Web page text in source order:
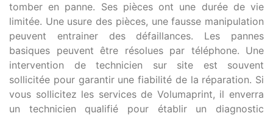
tomber en panne. Ses pièces ont une durée de vie
limitée. Une usure des pièces, une fausse manipulation
peuvent entrainer des défaillances. Les pannes
basiques peuvent être résolues par téléphone. Une
intervention de technicien sur site est souvent
sollicitée pour garantir une fiabilité de la réparation. Si
vous sollicitez les services de Volumaprint, il enverra
un technicien qualifié pour établir un diagnostic